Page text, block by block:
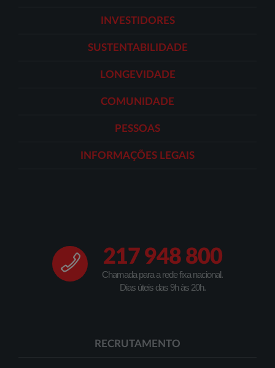
INVESTIDORES
SUSTENTABILIDADE
LONGEVIDADE
COMUNIDADE
PESSOAS
INFORMAÇÕES LEGAIS
217 948 800
Chamada para a rede fixa nacional.
Dias úteis das 9h às 20h.
RECRUTAMENTO